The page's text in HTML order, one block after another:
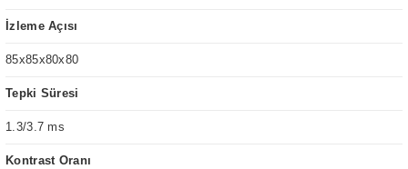
İzleme Açısı
85x85x80x80
Tepki Süresi
1.3/3.7 ms
Kontrast Oranı